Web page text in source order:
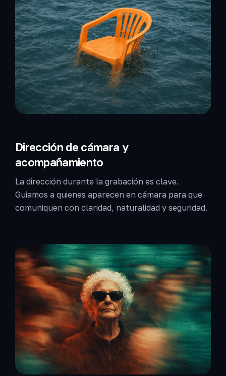
Dirección de cámara y
acompañamiento
La dirección durante la grabación es clave.
Guiamos a quienes aparecen en cámara para que
comuniquen con claridad, naturalidad y seguridad.